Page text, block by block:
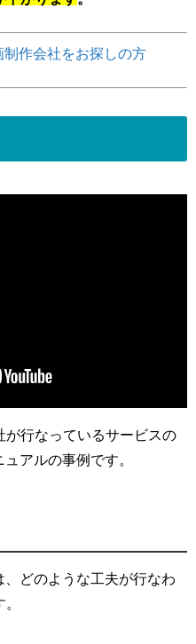
作会社をお探しの方
が行なっているサービスの
アルの事例です。
どのような工夫が行なわ